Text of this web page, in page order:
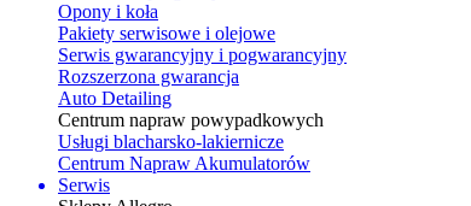
Opony i koła
Pakiety serwisowe i olejowe
Serwis gwarancyjny i pogwarancyjny
Rozszerzona gwarancja
Auto Detailing
Centrum napraw powypadkowych
Usługi blacharsko-lakiernicze
Centrum Napraw Akumulatorów
Serwis